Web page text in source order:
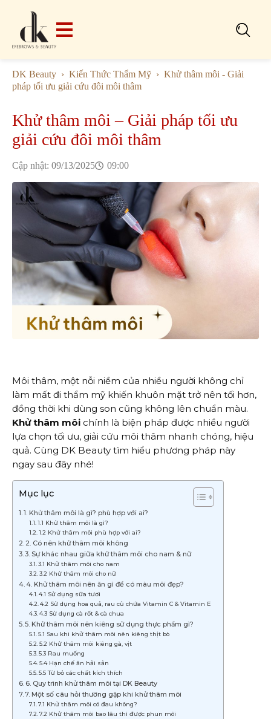
DK Beauty Kiến Thức Thẩm Mỹ
Khử thâm môi - Giải
pháp tối ưu giải cứu đôi môi thâm
Khử thâm môi – Giải pháp tối ưu
giải cứu đôi môi thâm
Cập nhật: 09/13/2025 09:00
Môi thâm, một nỗi niềm của nhiều người không chỉ
làm mất đi thẩm mỹ khiến khuôn mặt trở nên tối hơn,
đồng thời khi dùng son cũng không lên chuẩn màu.
Khử thâm môi chính là biện pháp được nhiều người
lựa chọn tối ưu, giải cứu môi thâm nhanh chóng, hiệu
quả. Cùng DK Beauty tìm hiểu phương pháp này
ngay sau đây nhé!
Mục lục
1. Khử thâm môi là gì? phù hợp với ai?
1.1 Khử thâm môi là gì?
1.2 Khử thâm môi phù hợp với ai?
2. Có nên khử thâm môi không
3. Sự khác nhau giữa khử thâm môi cho nam & nữ
3.1 Khử thâm môi cho nam
3.2 Khử thâm môi cho nữ
4. Khử thâm môi nên ăn gì để có màu môi đẹp?
4.1 Sử dụng sữa tươi
4.2 Sử dụng hoa quả, rau củ chứa Vitamin C & Vitamin E
4.3 Sử dụng cà rốt & cà chua
5. Khử thâm môi nên kiêng sử dụng thực phẩm gì?
5.1 Sau khi khử thâm môi nên kiêng thịt bò
5.2 Khử thâm môi kiêng gà, vịt
5.3 Rau muống
5.4 Hạn chế ăn hải sản
5.5 Từ bỏ các chất kích thích
6. Quy trình khử thâm môi tại DK Beauty
7. Một số câu hỏi thường gặp khi khử thâm môi
7.1 Khử thâm môi có đau không?
7.2 Khử thâm môi bao lâu thì được phun môi